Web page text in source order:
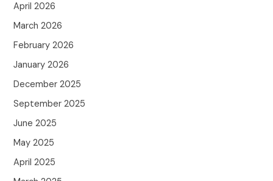
April 2026
March 2026
February 2026
January 2026
December 2025
September 2025
June 2025
May 2025
April 2025